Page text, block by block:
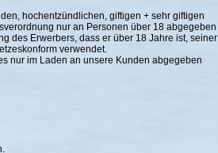
hochentzündlichen, giftigen + sehr giftigen
nur an Personen über 18 abgegeben
des Erwerbers, dass er über 18 Jahre ist, seiner
verwendet.
nur im Laden an unsere Kunden abgegeben